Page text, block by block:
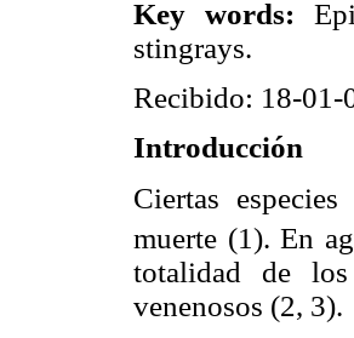
Key words:
stingrays.
Recibido: 18-01-
Introducción
Ciertas
muerte (1). En
totalidad de los
venenosos (2, 3).